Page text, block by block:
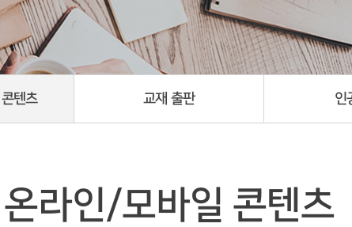
텐츠 교재 출판 인
온라인/모바일 콘텐츠